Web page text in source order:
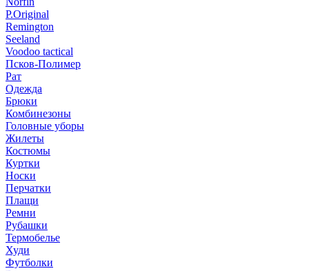
P.Original
Remington
Seeland
Voodoo tactical
Псков-Полимер
Рат
Одежда
Брюки
Комбинезоны
Головные уборы
Жилеты
Костюмы
Куртки
Носки
Перчатки
Плащи
Ремни
Рубашки
Термобелье
Худи
Футболки